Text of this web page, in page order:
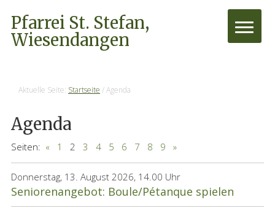
Pfarrei St. Stefan,
Wiesendangen
Aktuelle Seite: Startseite /Agenda
Agenda
Seiten: « 1 2 3 4 5 6 7 8 9 »
Donnerstag, 13. August 2026, 14.00 Uhr
Seniorenangebot: Boule/Pétanque spielen